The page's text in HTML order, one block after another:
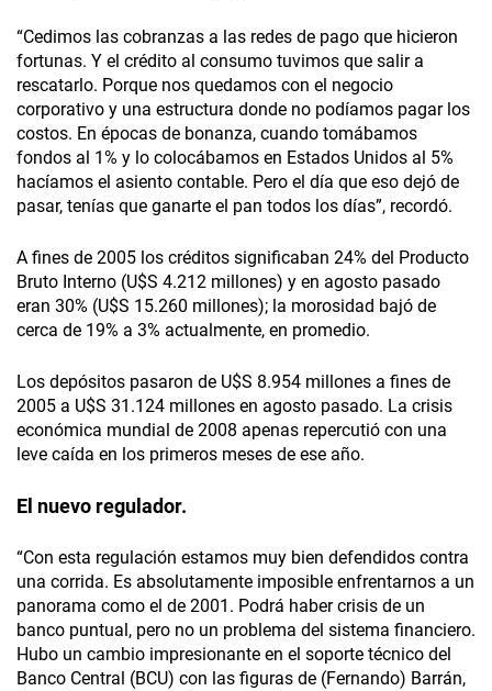
“Cedimos las cobranzas a las redes de pago que hicieron
fortunas. Y el crédito al consumo tuvimos que salir a
rescatarlo. Porque nos quedamos con el negocio
corporativo y una estructura donde no podíamos pagar los
costos. En épocas de bonanza, cuando tomábamos
fondos al 1% y lo colocábamos en Estados Unidos al 5%
hacíamos el asiento contable. Pero el día que eso dejó de
pasar, tenías que ganarte el pan todos los días”, recordó.
A fines de 2005 los créditos significaban 24% del Producto
Bruto Interno (U$S 4.212 millones) y en agosto pasado
eran 30% (U$S 15.260 millones); la morosidad bajó de
cerca de 19% a 3% actualmente, en promedio.
Los depósitos pasaron de U$S 8.954 millones a fines de
2005 a U$S 31.124 millones en agosto pasado. La crisis
económica mundial de 2008 apenas repercutió con una
leve caída en los primeros meses de ese año.
El nuevo regulador.
“Con esta regulación estamos muy bien defendidos contra
una corrida. Es absolutamente imposible enfrentarnos a un
panorama como el de 2001. Podrá haber crisis de un
banco puntual, pero no un problema del sistema financiero.
Hubo un cambio impresionante en el soporte técnico del
Banco Central (BCU) con las figuras de (Fernando) Barrán,